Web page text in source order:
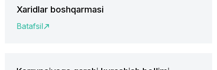
Xaridlar boshqarmasi
Batafsil